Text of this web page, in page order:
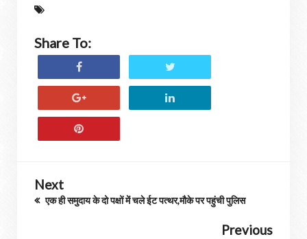
Share To:
Next
एक ही समुदाय के दो पक्षों में चले ईट पत्थर,मौके पर पहुंची पुलिस
Previous